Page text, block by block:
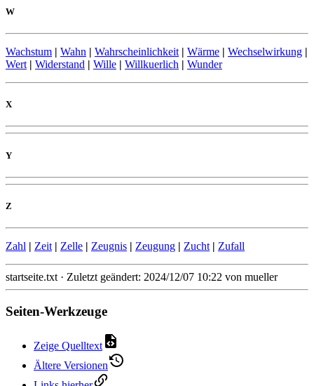
W
Wachstum | Wahn | Wahrscheinlichkeit | Wärme | Wechselwirkung |
Wert | Widerstand | Wille | Willkuerlich | Wunder
X
Y
Z
Zahl | Zeit | Zelle | Zeugnis | Zeugung | Zucht | Zufall
startseite.txt · Zuletzt geändert: 2024/12/07 10:22 von mueller
Seiten-Werkzeuge
Zeige Quelltext
Ältere Versionen